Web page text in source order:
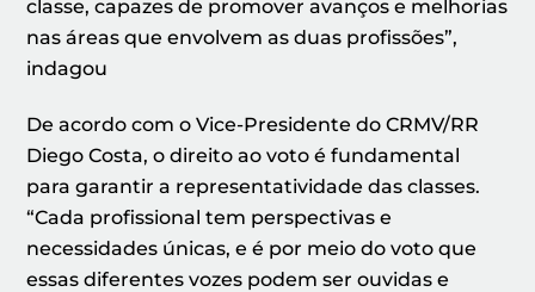
classe, capazes de promover avanços e melhorias
nas áreas que envolvem as duas profissões”,
indagou
De acordo com o Vice-Presidente do CRMV/RR
Diego Costa, o direito ao voto é fundamental
para garantir a representatividade das classes.
“Cada profissional tem perspectivas e
necessidades únicas, e é por meio do voto que
essas diferentes vozes podem ser ouvidas e